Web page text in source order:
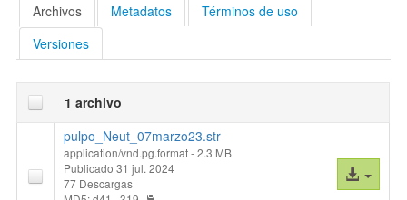
Archivos Metadatos
Términos de uso
Versiones
1 archivo
pulpo_Neut_07marzo23.str
application/vnd.pg.format- 2.3 MB
Publicado 31 jul. 2024
77 Descargas
Acceso
al